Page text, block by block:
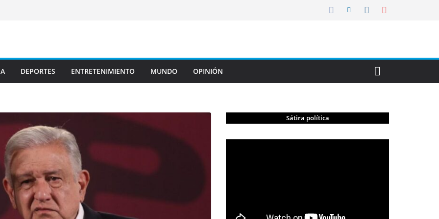
DEPORTES ENTRETENIMIENTO MUNDO OPINIÓN
Sátira política